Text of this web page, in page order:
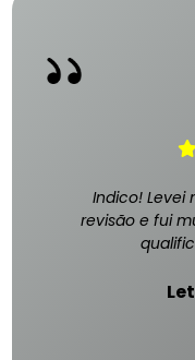
Indico! Levei
revisão e fui